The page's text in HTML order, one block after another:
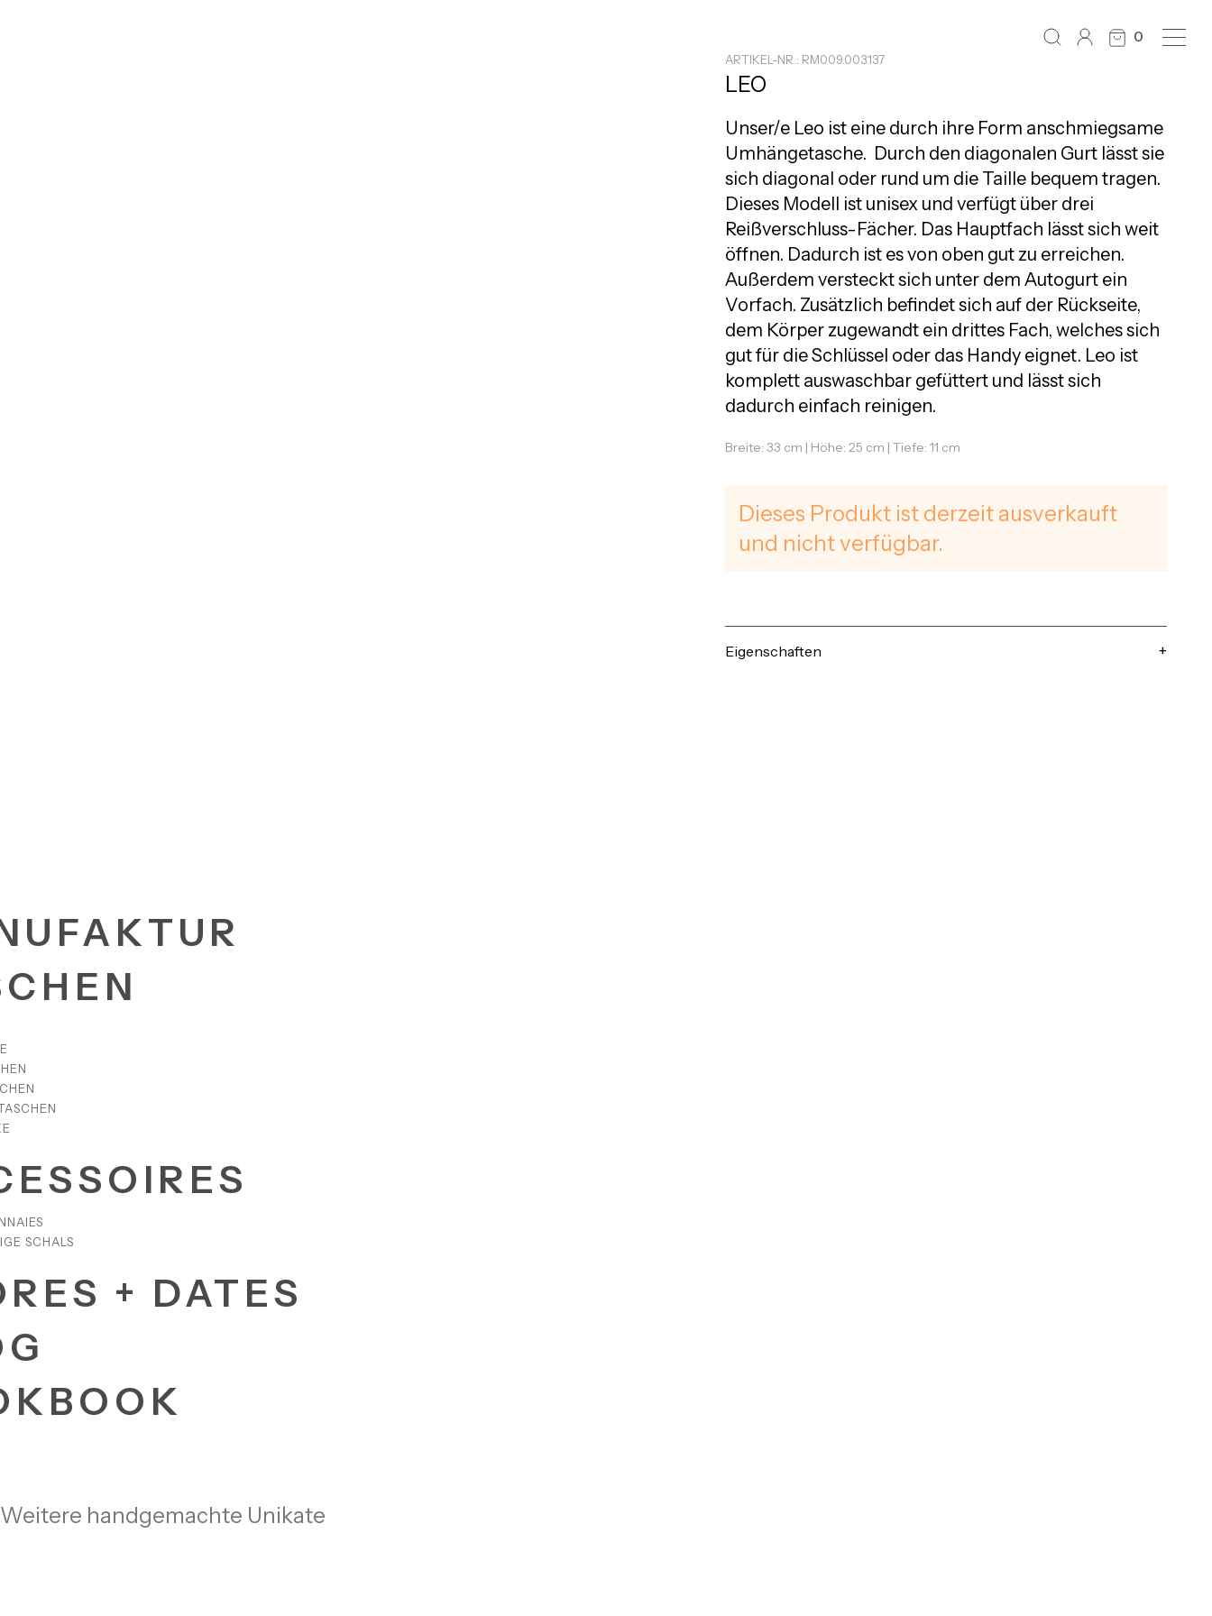
0
SCHALS
+ DATES
ARTIKEL-NR.: RM009.003.137
LEO
Unser/e Leo ist eine durch ihre Form anschmiegsame
Umhängetasche. Durch den diagonalen Gurt lässt sie
sich diagonal oder rund um die Taille bequem tragen.
Dieses Modell ist unisex und verfügt über drei
Reißverschluss-Fächer. Das Hauptfach lässt sich weit
öffnen. Dadurch ist es von oben gut zu erreichen.
Außerdem versteckt sich unter dem Autogurt ein
Vorfach. Zusätzlich befindet sich auf der Rückseite,
dem Körper zugewandt ein drittes Fach, welches sich
gut für die Schlüssel oder das Handy eignet. Leo ist
komplett auswaschbar gefüttert und lässt sich
dadurch einfach reinigen.
Breite: 33 cm | Höhe: 25 cm | Tiefe: 11 cm
Dieses Produkt ist derzeit ausverkauft
und nicht verfügbar.
Eigenschaften
Weitere handgemachte Unikate